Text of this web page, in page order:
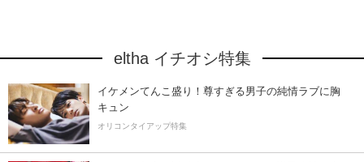
eltha イチオシ特集
イケメンてんこ盛り！尊すぎる男子の純情ラブに胸
キュン
オリコンタイアップ特集